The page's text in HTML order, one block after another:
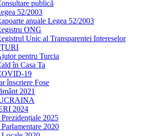
publică
52/2003
anuale Legea 52/2003
ONG
Unic al Transparentei Intereselor
pentru Turcia
în Casa Ta
19
înscriere Fose
2021
2024
2025
2020